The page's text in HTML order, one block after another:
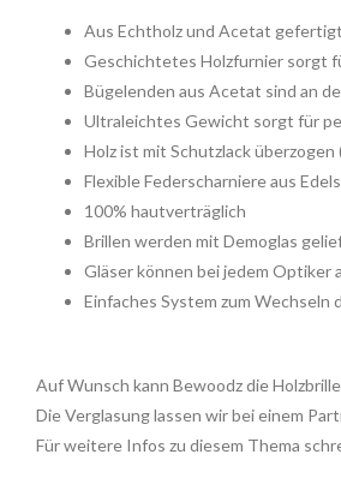
Aus Echtholz und Acetat gefertigt
Geschichtetes Holzfurnier sorgt
Bügelenden aus Acetat sind an
Ultraleichtes Gewicht sorgt für
Holz ist mit Schutzlack
Flexible Federscharniere aus
100% hautverträglich
Brillen werden mit Demoglas
Gläser können bei jedem Optiker
Einfaches System zum Wechseln
Auf Wunsch kann Bewoodz die
Die Verglasung lassen wir bei einem
Für weitere Infos zu diesem Thema